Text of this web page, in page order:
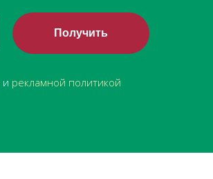
Получить
и рекламной политикой